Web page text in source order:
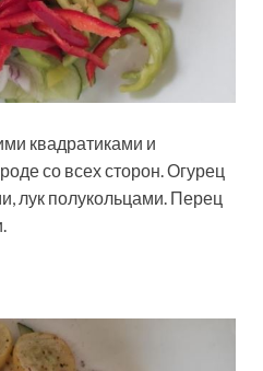
квадратиками и
со всех сторон. Огурец
лук полукольцами. Перец